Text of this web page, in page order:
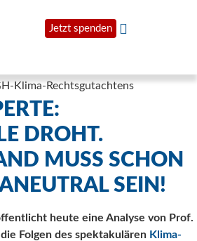
Jetzt spenden
Klima-Rechtsgutachtens
DROHT.
MUSS SCHON
SEIN!
heute eine Analyse von Prof.
Folgen des spektakulären Klima-